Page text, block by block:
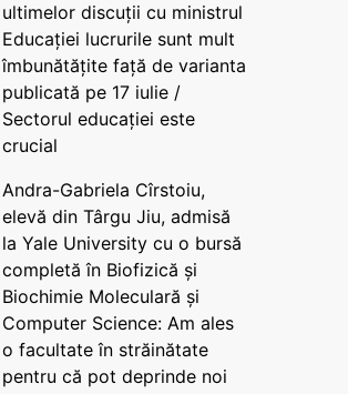
ultimelor discuții cu ministrul
Educației lucrurile sunt mult
îmbunătățite față de varianta
publicată pe 17 iulie /
Sectorul educației este
crucial
Andra-Gabriela Cîrstoiu,
elevă din Târgu Jiu, admisă
la Yale University cu o bursă
completă în Biofizică și
Biochimie Moleculară și
Computer Science: Am ales
o facultate în străinătate
pentru că pot deprinde noi